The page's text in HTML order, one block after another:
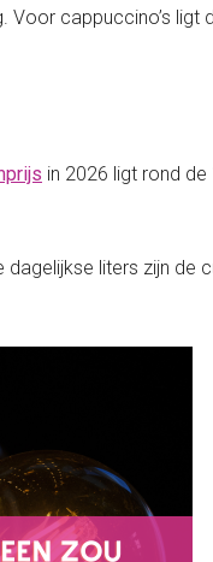
Voor cappuccino’s ligt
in 2026 ligt rond de
liters zijn de